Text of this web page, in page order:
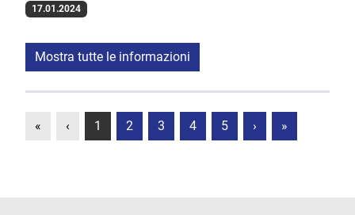
17.01.2024
Mostra tutte le informazioni
« ‹ 1 2 3 4 5 › »